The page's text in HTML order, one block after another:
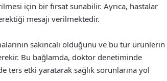
için bir fırsat sunabilir. Ayrıca, hastalar
mesajı verilmektedir.
sakıncalı olduğunu ve bu tür ürünlerin
Bu bağlamda, doktor denetiminde
ters etki yaratarak sağlık sorunlarına yol